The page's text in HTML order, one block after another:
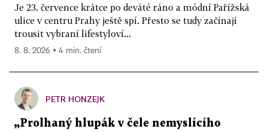
Je 23. července krátce po deváté ráno a módní Pařížská
ulice v centru Prahy ještě spí. Přesto se tudy začínají
trousit vybraní lifestyloví...
8. 8. 2026 ▪ 4 min. čtení
PETR HONZEJK
„Prolhaný hlupák v čele nemyslícího